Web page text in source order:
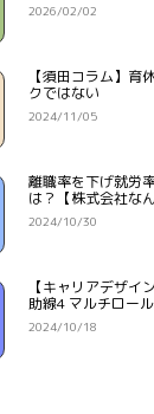
2026/02/02
【須田コラム】育
クではない
2024/11/05
離職率を下げ就労
は？【株式会社な
2024/10/30
【キャリアデザ
助線4 マルチロール
2024/10/18